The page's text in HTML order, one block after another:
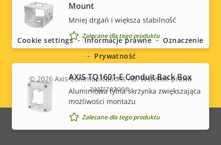
Mount
Mniej drgań i większa stabilność
Zalecane dla tego produktu
AXIS TQ1601-E Conduit Back Box
Aluminiowa tylna skrzynka zwiększająca
możliwości montażu
Zalecane dla tego produktu
Social
menu
Legal
menu
© 2026 Axis Communications AB. Wszelkie prawa
zastrzeżone.
Cookie settings Informacje prawne
Oznaczenie
Prywatność